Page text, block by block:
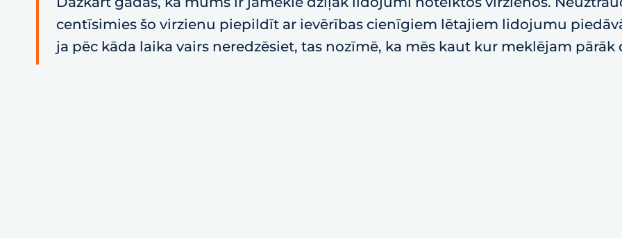
centīsimies šo virzienu piepildīt ar ievērības cienīgiem lētajiem lidojumu
ja pēc kāda laika vairs neredzēsiet, tas nozīmē, ka mēs kaut kur meklējam pārāk